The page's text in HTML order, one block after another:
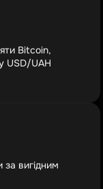
Bitcoin,
USD/UAH
вигідним